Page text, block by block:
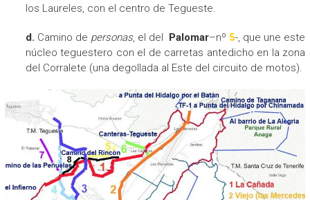
los Laureles, con el centro de Tegueste.
d. Camino de personas, el del Palomar–nº 5-, que une este
núcleo teguestero con el de carretas antedicho en la zona
del Corralete (una degollada al Este del circuito de motos).